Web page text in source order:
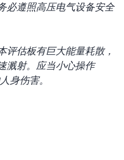
必遵照高压电气设备安全
评估板有巨大能量耗散，
溅射。应当小心操作
身伤害。